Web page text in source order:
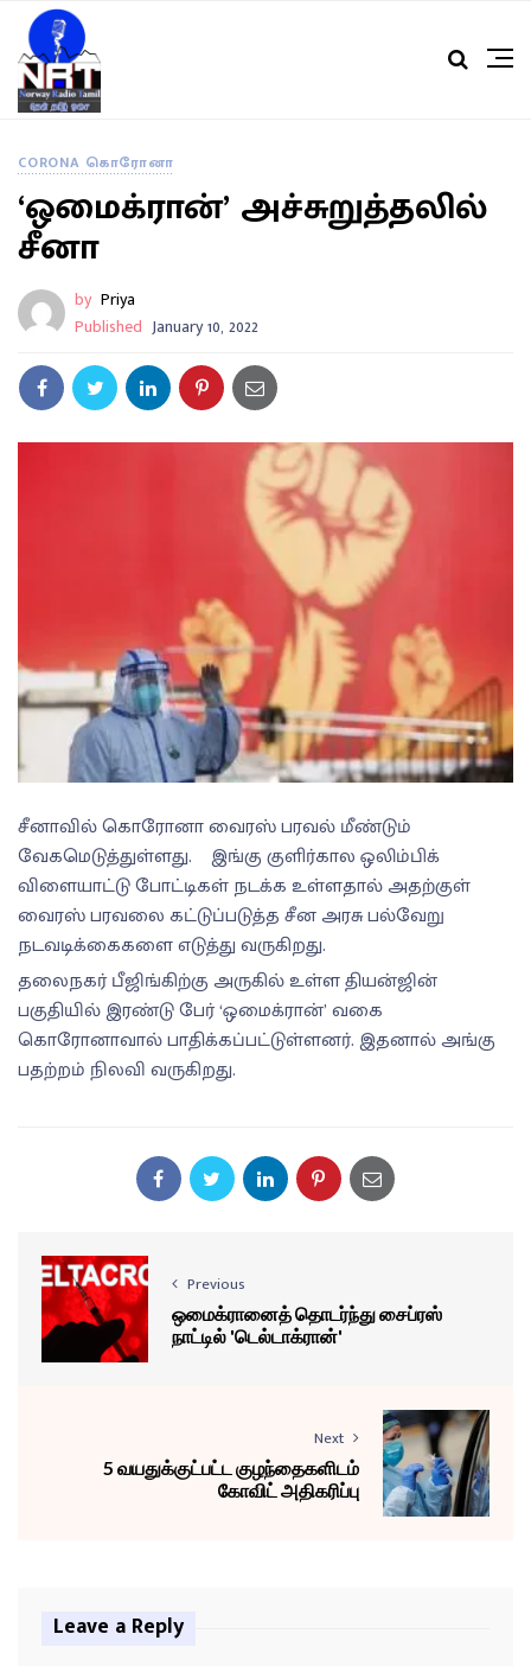
CORONA கொரோனா
‘ஒமைக்ரான்’ அச்சுறுத்தலில்
சீனா
by Priya
Published January 10, 2022
சீனாவில் கொரோனா வைரஸ் பரவல் மீண்டும்
வேகமெடுத்துள்ளது. இங்கு குளிர்கால ஒலிம்பிக்
விளையாட்டு போட்டிகள் நடக்க உள்ளதால் அதற்குள்
வைரஸ் பரவலை கட்டுப்படுத்த சீன அரசு பல்வேறு
நடவடிக்கைகளை எடுத்து வருகிறது.
தலைநகர் பீஜிங்கிற்கு அருகில் உள்ள தியன்ஜின்
பகுதியில் இரண்டு பேர் ‘ஒமைக்ரான்’ வகை
கொரோனாவால் பாதிக்கப்பட்டுள்ளனர். இதனால் அங்கு
பதற்றம் நிலவி வருகிறது.
Previous
ஒமைக்ரானைத் தொடர்ந்து சைப்ரஸ்
நாட்டில் 'டெல்டாக்ரான்'
Next
5 வயதுக்குட்பட்ட குழந்தைகளிடம்
கோவிட் அதிகரிப்பு
Leave a Reply